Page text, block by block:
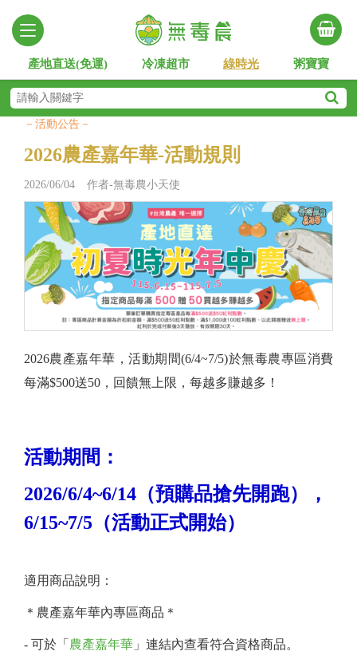
產地直送(免運) 冷凍超市 綠時光 粥寶寶
－活動公告－
2026農產嘉年華-活動規則
2026/06/04 作者-無毒農小天使
2026農產嘉年華，活動期間(6/4~7/5)於無毒農專區消費
每滿$500送50，回饋無上限，每越多賺越多！
活動期間：
2026/6/4~6/14（預購品搶先開跑），
6/15~7/5（活動正式開始）
適用商品說明：
＊農產嘉年華內專區商品＊
- 可於「 農產嘉年華 」連結內查看符合資格商品。